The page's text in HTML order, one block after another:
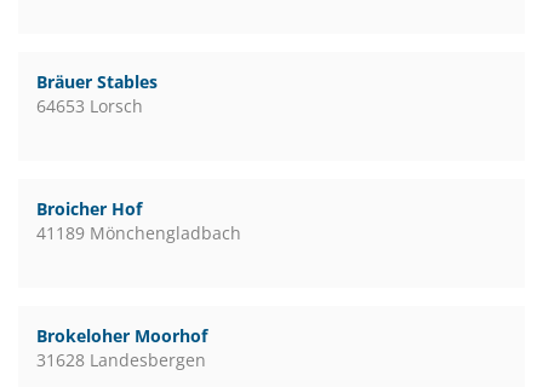
Bräuer Stables
64653 Lorsch
Broicher Hof
41189 Mönchengladbach
Brokeloher Moorhof
31628 Landesbergen